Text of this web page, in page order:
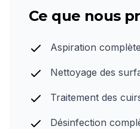
Ce que nous
Aspiration complète
Nettoyage des
Traitement des
Désinfection